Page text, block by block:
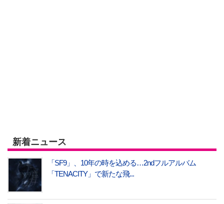
新着ニュース
「SF9」、10年の時を込める…2ndフルアルバム
「TENACITY」で新たな飛...